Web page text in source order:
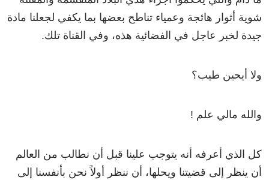
شوية أثوار هائجة وعمياء تناطح بعضها بما يكفي لجعلنا مادة
جيدة لخبر عاجل في الفضائية هذه، وفي القناة تلك.
ولا أيحين طيب؟
والله مالي علم !
كل الذي أعرفه أنه يتوجب علينا قبل أن نطالب من العالم
أن ينظر إلى قضيتنا ويحلها، أن ننظر أولاً نحن بأنفسنا إلى